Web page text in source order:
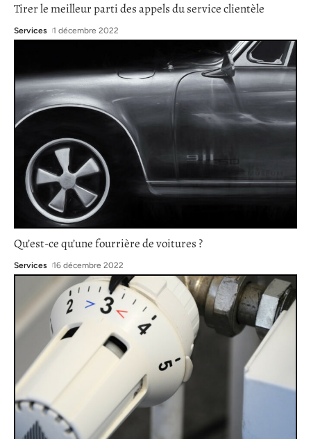
Tirer le meilleur parti des appels du service clientèle
Services 1 décembre 2022
Qu’est-ce qu’une fourrière de voitures ?
Services 16 décembre 2022